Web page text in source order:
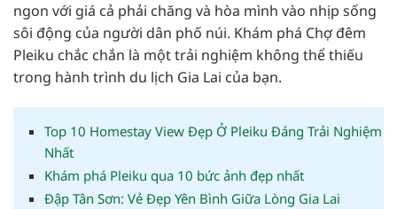
ngon với giá cả phải chăng và hòa mình vào nhịp sống
sôi động của người dân phố núi. Khám phá Chợ đêm
Pleiku chắc chắn là một trải nghiệm không thể thiếu
trong hành trình du lịch Gia Lai của bạn.
Top 10 Homestay View Đẹp Ở Pleiku Đáng Trải Nghiệm
Nhất
Khám phá Pleiku qua 10 bức ảnh đẹp nhất
Đập Tân Sơn: Vẻ Đẹp Yên Bình Giữa Lòng Gia Lai